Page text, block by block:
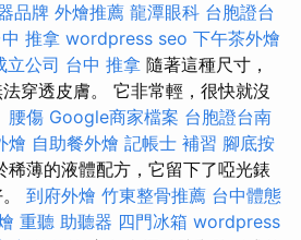
品牌 外燴推薦 龍潭眼科 台胞證台
推拿 wordpress seo 下午茶外燴
立公司 台中 推拿 隨著這種尺寸，
穿透皮膚。 它非常輕，很快就沒
腰傷 Google商家檔案 台胞證台南
燴 自助餐外燴 記帳士 補習 腳底按
稀薄的液體配方，它留下了啞光錶
到府外燴 竹東整骨推薦 台中體態
重聽 助聽器 四門冰箱 wordpress